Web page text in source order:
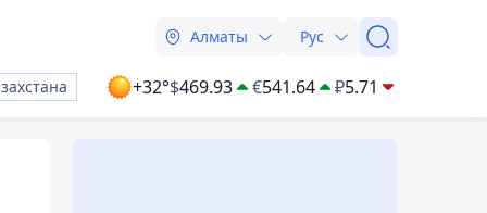
Алматы Рус
+32°$469.93 €541.64 ₽5.71